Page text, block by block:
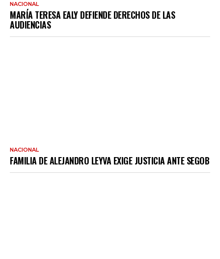
NACIONAL
MARÍA TERESA EALY DEFIENDE DERECHOS DE LAS
AUDIENCIAS
NACIONAL
FAMILIA DE ALEJANDRO LEYVA EXIGE JUSTICIA ANTE SEGOB